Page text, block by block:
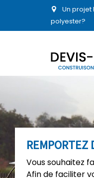
Un projet
polyester?
REMPORTEZ
Vous souhaitez
Afin de faciliter